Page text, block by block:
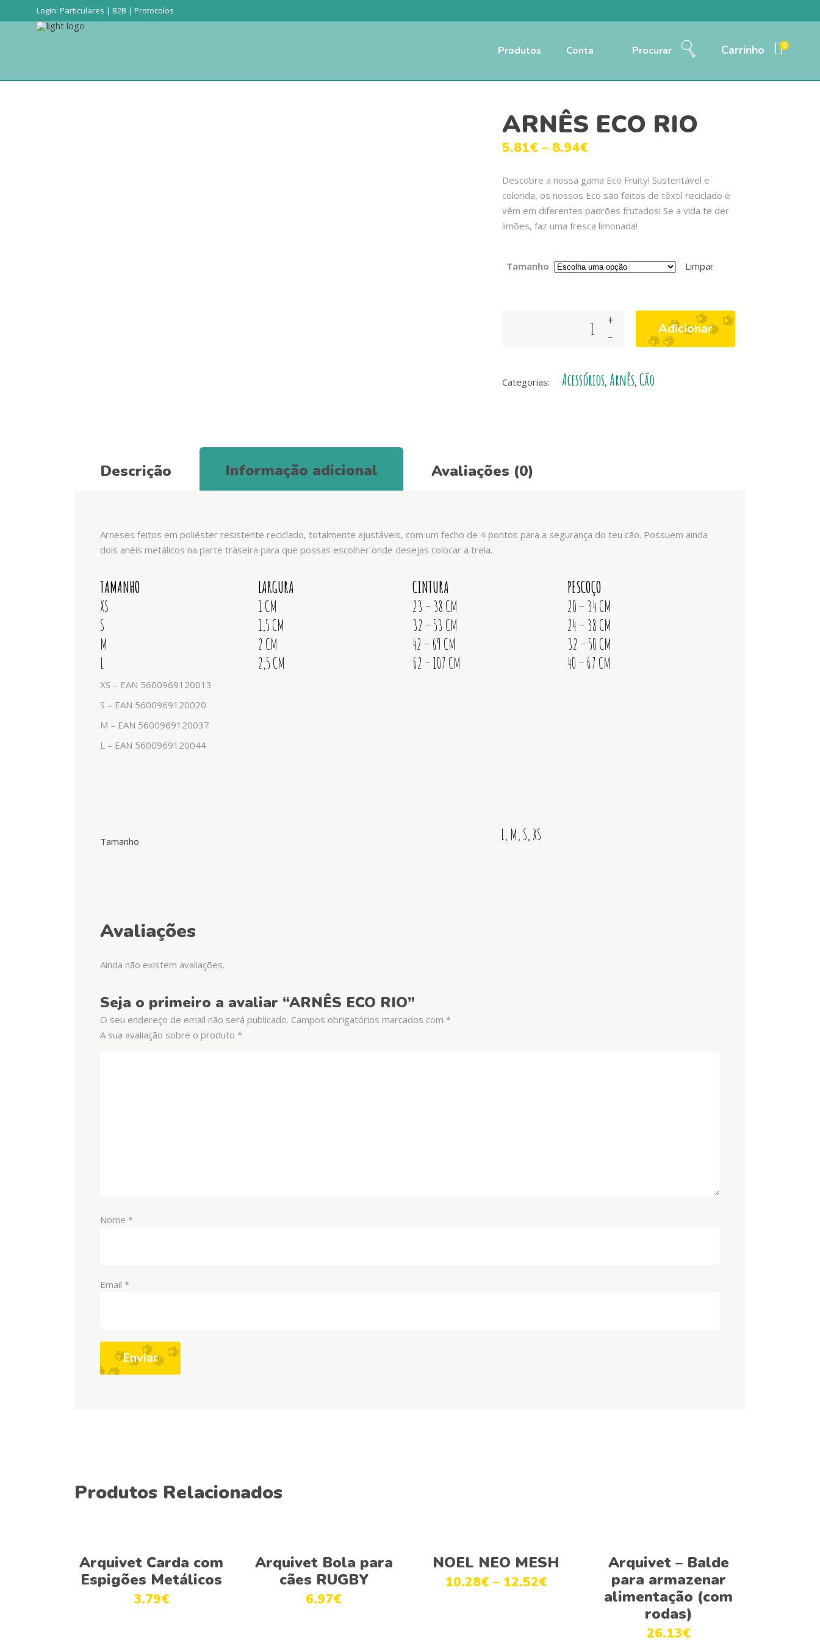
Login: Particulares | B2B | Protocolos
Produtos Conta Procurar Carrinho 0
ARNÊS ECO RIO
5.81€ – 8.94€
Descobre a nossa gama Eco Fruity! Sustentável e
colorida, os nossos Eco são feitos de têxtil reciclado e
vêm em diferentes padrões frutados! Se a vida te der
limões, faz uma fresca limonada!
Tamanho Limpar
-
+ Adicionar
Categorias: Acessórios, Arnês, Cão
Descrição Informação adicional Avaliações (0)
Arneses feitos em poliéster resistente reciclado, totalmente ajustáveis, com um fecho de 4 pontos para a segurança do teu cão. Possuem ainda
dois anéis metálicos na parte traseira para que possas escolher onde desejas colocar a trela.
TAMANHO LARGURA CINTURA
PESCOÇO
XS
1 CM 23 – 38 CM
20 – 34 CM
S
1,5 CM 32 – 53 CM
24 – 38 CM
M
2 CM 42 – 69 CM
32 – 50 CM
L
2,5 CM 62 – 107 CM 40 – 67 CM
XS – EAN 5600969120013
S – EAN 5600969120020
M – EAN 5600969120037
L – EAN 5600969120044
Tamanho L, M, S, XS
Avaliações
Ainda não existem avaliações.
Seja o primeiro a avaliar “ARNÊS ECO RIO”
O seu endereço de email não será publicado. Campos obrigatórios marcados com *
A sua avaliação sobre o produto *
Nome *
Email *
Produtos Relacionados
Adicionar
Arquivet Carda com
Espigões Metálicos
3.79€
Adicionar
Arquivet Bola para
cães RUGBY
6.97€
Ver opções
NOEL NEO MESH
10.28€ – 12.52€
Adicionar
Arquivet – Balde
para armazenar
alimentação (com
rodas)
26.13€